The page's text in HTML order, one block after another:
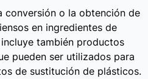
conversión o la obtención de
en ingredientes de
también productos
pueden ser utilizados para
de sustitución de plásticos.